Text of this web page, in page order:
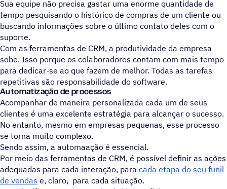
Sua equipe não precisa gastar uma enorme quantidade de
tempo pesquisando o histórico de compras de um cliente ou
buscando informações sobre o último contato deles com o
suporte.
Com as ferramentas de CRM, a produtividade da empresa
sobe. Isso porque os colaboradores contam com mais tempo
para dedicar-se ao que fazem de melhor. Todas as tarefas
repetitivas são responsabilidade do software.
Automatização de processos
Acompanhar de maneira personalizada cada um de seus
clientes é uma excelente estratégia para alcançar o sucesso.
No entanto, mesmo em empresas pequenas, esse processo
se torna muito complexo.
Sendo assim, a automaação é essencial.
Por meio das ferramentas de CRM, é possível definir as ações
adequadas para cada interação, para cada etapa do seu funil
de vendas e, claro, para cada situação.